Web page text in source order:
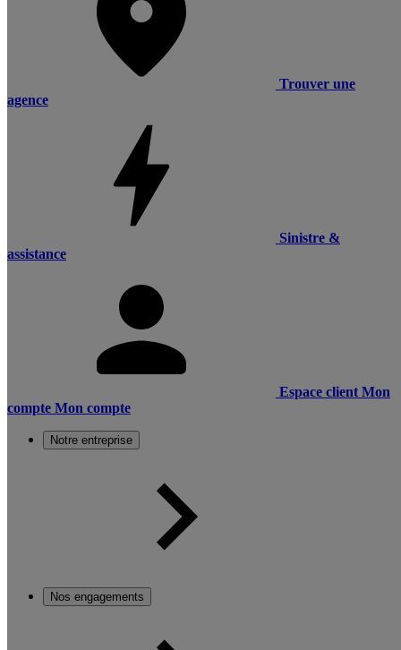
Trouver une
agence
Sinistre &
assistance
Espace client Mon
compte Mon compte
Notre entreprise
Nos engagements